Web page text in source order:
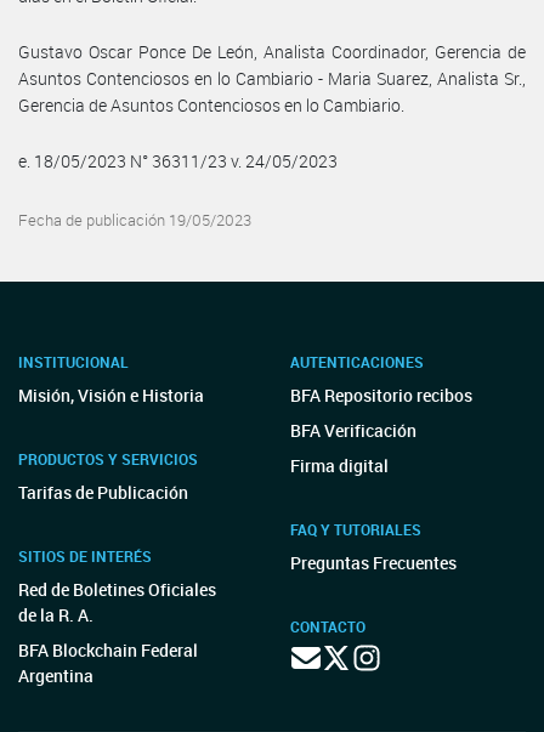
Gustavo Oscar Ponce De León, Analista Coordinador, Gerencia de
Asuntos Contenciosos en lo Cambiario - Maria Suarez, Analista Sr.,
Gerencia de Asuntos Contenciosos en lo Cambiario.
e. 18/05/2023 N° 36311/23 v. 24/05/2023
Fecha de publicación 19/05/2023
INSTITUCIONAL
Misión, Visión e Historia
PRODUCTOS Y SERVICIOS
Tarifas de Publicación
SITIOS DE INTERÉS
Red de Boletines Oficiales
de la R. A.
BFA Blockchain Federal
Argentina
AUTENTICACIONES
BFA Repositorio recibos
BFA Verificación
Firma digital
FAQ Y TUTORIALES
Preguntas Frecuentes
CONTACTO